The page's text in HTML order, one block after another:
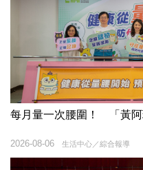
每月量一次腰圍！ 「黃阿
生活中心／綜合報導
2026-08-06